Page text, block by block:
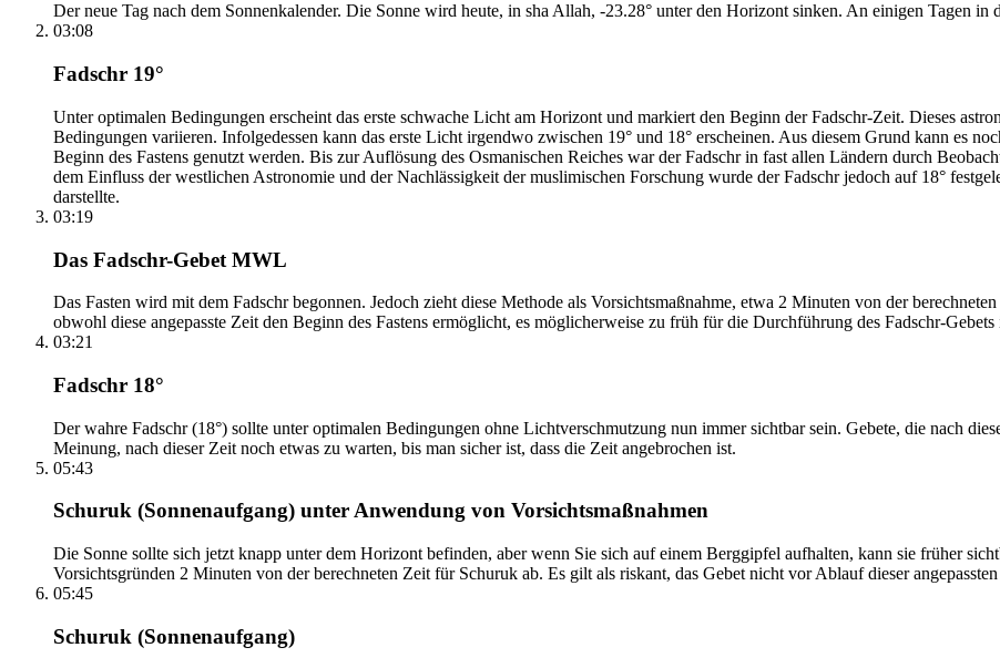
Der neue Tag nach dem Sonnenkalender. Die Sonne wird heute, in sha Allah, -23.28° unter den Horizont sinken. An einigen Tagen in
03:08
Fadschr 19°
Unter optimalen Bedingungen erscheint das erste schwache Licht am Horizont und markiert den Beginn der Fadschr-Zeit. Dieses
Bedingungen variieren. Infolgedessen kann das erste Licht irgendwo zwischen 19° und 18° erscheinen. Aus diesem Grund kann es
Beginn des Fastens genutzt werden. Bis zur Auflösung des Osmanischen Reiches war der Fadschr in fast allen Ländern durch
dem Einfluss der westlichen Astronomie und der Nachlässigkeit der muslimischen Forschung wurde der Fadschr jedoch auf 18°
darstellte.
03:19
Das Fadschr-Gebet MWL
Das Fasten wird mit dem Fadschr begonnen. Jedoch zieht diese Methode als Vorsichtsmaßnahme, etwa 2 Minuten von der
obwohl diese angepasste Zeit den Beginn des Fastens ermöglicht, es möglicherweise zu früh für die Durchführung des Fadschr-Gebets
03:21
Fadschr 18°
Der wahre Fadschr (18°) sollte unter optimalen Bedingungen ohne Lichtverschmutzung nun immer sichtbar sein. Gebete, die nach
Meinung, nach dieser Zeit noch etwas zu warten, bis man sicher ist, dass die Zeit angebrochen ist.
05:43
Schuruk (Sonnenaufgang) unter Anwendung von Vorsichtsmaßnahmen
Die Sonne sollte sich jetzt knapp unter dem Horizont befinden, aber wenn Sie sich auf einem Berggipfel aufhalten, kann sie früher
Vorsichtsgründen 2 Minuten von der berechneten Zeit für Schuruk ab. Es gilt als riskant, das Gebet nicht vor Ablauf dieser
05:45
Schuruk (Sonnenaufgang)